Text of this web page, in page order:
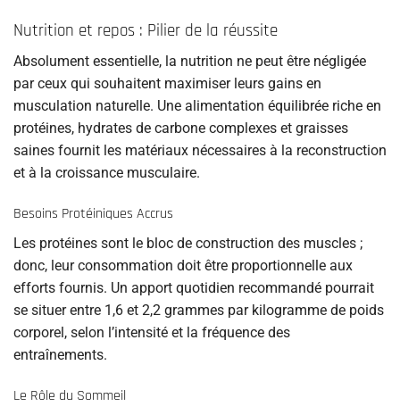
Nutrition et repos : Pilier de la réussite
Absolument essentielle, la nutrition ne peut être négligée
par ceux qui souhaitent maximiser leurs gains en
musculation naturelle. Une alimentation équilibrée riche en
protéines, hydrates de carbone complexes et graisses
saines fournit les matériaux nécessaires à la reconstruction
et à la croissance musculaire.
Besoins Protéiniques Accrus
Les protéines sont le bloc de construction des muscles ;
donc, leur consommation doit être proportionnelle aux
efforts fournis. Un apport quotidien recommandé pourrait
se situer entre 1,6 et 2,2 grammes par kilogramme de poids
corporel, selon l’intensité et la fréquence des
entraînements.
Le Rôle du Sommeil